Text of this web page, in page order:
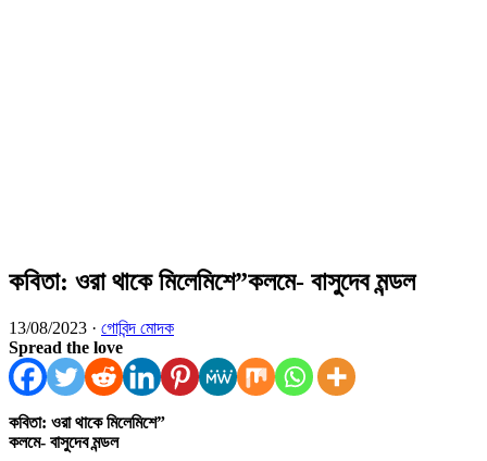
কবিতা: ওরা থাকে মিলেমিশে”কলমে- বাসুদেব মন্ডল
13/08/2023 · গোবিন্দ মোদক
Spread the love
কবিতা: ওরা থাকে মিলেমিশে”
কলমে- বাসুদেব মন্ডল